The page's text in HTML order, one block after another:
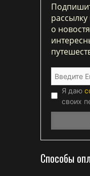
о
Я даю
своих
Способы